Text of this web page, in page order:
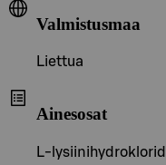
Valmistusmaa
Liettua
Ainesosat
L-